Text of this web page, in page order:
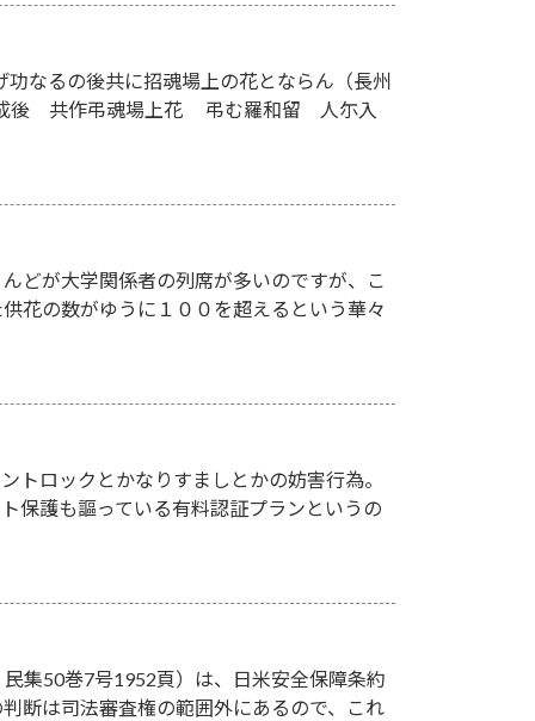
なるの後共に招魂場上の花とならん（長州
後 共作弔魂場上花 弔む羅和留 人尓入
どが大学関係者の列席が多いのですが、こ
花の数がゆうに１００を超えるという華々
トロックとかなりすましとかの妨害行為。
保護も謳っている有料認証プランというの
集50巻7号1952頁）は、日米安全保障条約
断は司法審査権の範囲外にあるので、これ